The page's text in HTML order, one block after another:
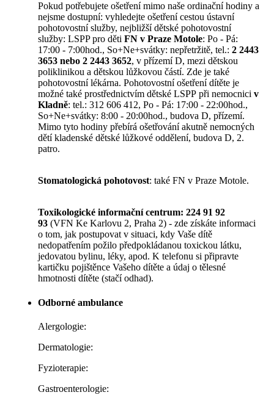
Pokud potřebujete ošetření mimo naše ordinační hodiny a
nejsme dostupní: vyhledejte ošetření cestou ústavní
pohotovostní služby, nejbližší dětské pohotovostní
služby: LSPP pro děti FN v Praze Motole: Po - Pá:
17:00 - 7:00hod., So+Ne+svátky: nepřetržitě, tel.: 2 2443
3653 nebo 2 2443 3652, v přízemí D, mezi dětskou
poliklinikou a dětskou lůžkovou částí. Zde je také
pohotovostní lékárna. Pohotovostní ošetření dítěte je
možné také prostřednictvím dětské LSPP při nemocnici v
Kladně: tel.: 312 606 412, Po - Pá: 17:00 - 22:00hod.,
So+Ne+svátky: 8:00 - 20:00hod., budova D, přízemí.
Mimo tyto hodiny přebírá ošetřování akutně nemocných
dětí kladenské dětské lůžkové oddělení, budova D, 2.
patro.
Stomatologická pohotovost: také FN v Praze Motole.
Toxikologické informační centrum: 224 91 92
93 (VFN Ke Karlovu 2, Praha 2) - zde získáte informaci
o tom, jak postupovat v situaci, kdy Vaše dítě
nedopatřením požilo předpokládanou toxickou látku,
jedovatou bylinu, léky, apod. K telefonu si připravte
kartičku pojištěnce Vašeho dítěte a údaj o tělesné
hmotnosti dítěte (stačí odhad).
Odborné ambulance
Alergologie:
Dermatologie:
Fyzioterapie:
Gastroenterologie: